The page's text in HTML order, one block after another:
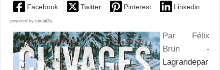
Facebook Twitter Pinterest Linkedin
powered by social2s
Par Félix
Brun -
Lagrandepar